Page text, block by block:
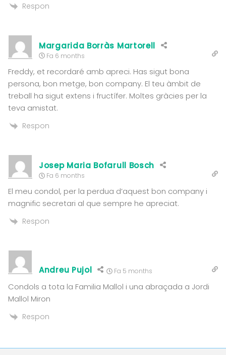
Respon
Margarida Borràs Martorell
Fa 6 months
Freddy, et recordaré amb apreci. Has sigut bona
persona, bon metge, bon company. El teu àmbit de
treball ha sigut extens i fructífer. Moltes gràcies per la
teva amistat.
Respon
Josep Maria Bofarull Bosch
Fa 6 months
El meu condol, per la perdua d’aquest bon company i
magnific secretari al que sempre he apreciat.
Respon
Andreu Pujol Fa 5 months
Condols a tota la Familia Mallol i una abraçada a Jordi
Mallol Miron
Respon